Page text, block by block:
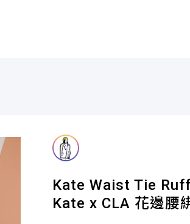
Kate Waist Tie
Kate x CLA 花邊腰